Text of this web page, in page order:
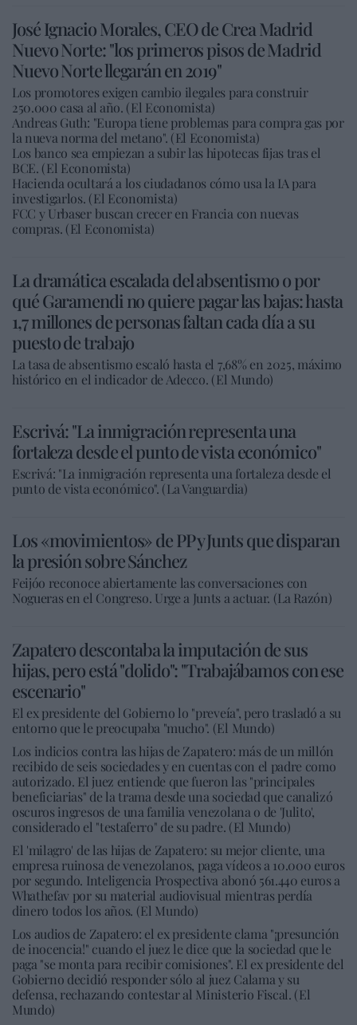
José Ignacio Morales, CEO de Crea Madrid
Nuevo Norte: "los primeros pisos de Madrid
Nuevo Norte llegarán en 2019"
Los promotores exigen cambio ilegales para construir
250.000 casa al año. (El Economista)
Andreas Guth: "Europa tiene problemas para compra gas por
la nueva norma del metano". (El Economista)
Los banco sea empiezan a subir las hipotecas fijas tras el
BCE. (El Economista)
Hacienda ocultará a los ciudadanos cómo usa la IA para
investigarlos. (El Economista)
FCC y Urbaser buscan crecer en Francia con nuevas
compras. (El Economista)
La dramática escalada del absentismo o por
qué Garamendi no quiere pagar las bajas: hasta
1,7 millones de personas faltan cada día a su
puesto de trabajo
La tasa de absentismo escaló hasta el 7,68% en 2025, máximo
histórico en el indicador de Adecco. (El Mundo)
Escrivá: "La inmigración representa una
fortaleza desde el punto de vista económico"
Escrivá: "La inmigración representa una fortaleza desde el
punto de vista económico". (La Vanguardia)
Los «movimientos» de PP y Junts que disparan
la presión sobre Sánchez
Feijóo reconoce abiertamente las conversaciones con
Nogueras en el Congreso. Urge a Junts a actuar. (La Razón)
Zapatero descontaba la imputación de sus
hijas, pero está "dolido": "Trabajábamos con ese
escenario"
El ex presidente del Gobierno lo "preveía", pero trasladó a su
entorno que le preocupaba "mucho". (El Mundo)
Los indicios contra las hijas de Zapatero: más de un millón
recibido de seis sociedades y en cuentas con el padre como
autorizado. El juez entiende que fueron las "principales
beneficiarias" de la trama desde una sociedad que canalizó
oscuros ingresos de una familia venezolana o de 'Julito',
considerado el "testaferro" de su padre. (El Mundo)
El 'milagro' de las hijas de Zapatero: su mejor cliente, una
empresa ruinosa de venezolanos, paga vídeos a 10.000 euros
por segundo. Inteligencia Prospectiva abonó 561.440 euros a
Whathefav por su material audiovisual mientras perdía
dinero todos los años. (El Mundo)
Los audios de Zapatero: el ex presidente clama "¡presunción
de inocencia!" cuando el juez le dice que la sociedad que le
paga "se monta para recibir comisiones". El ex presidente del
Gobierno decidió responder sólo al juez Calama y su
defensa, rechazando contestar al Ministerio Fiscal. (El
Mundo)